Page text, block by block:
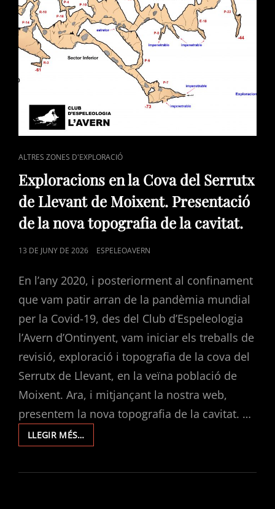
CAT
LINKS
ALTRES ZONES D'EXPLORACIÓ
Exploracions en la Cova del Serrutx
de Llevant de Moixent. Presentació
de la nova topografia de la cavitat.
POSTED
13 DE JUNY DE 2026 ESPELEOAVERN
En l’any 2020, i posteriorment al confinament
que vam patir arran de la pandèmia mundial
per la Covid-19, des del Club d’Espeleologia
l’Avern d’Ontinyent, vam iniciar els treballs de
revisió, exploració i topografia de la cova del
Serrutx de Llevant, en la veïna població de
Moixent. Ara, i mitjançant la nostra web,
presentem la nova topografia de la cavitat. …
LLEGIR MÉS…EXPLORACIONS
EN
COVA